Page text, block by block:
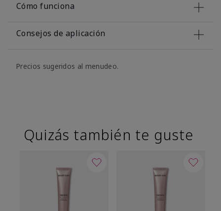
Cómo funciona
Consejos de aplicación
Precios sugeridos al menudeo.
Quizás también te guste